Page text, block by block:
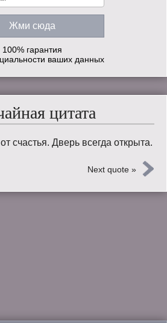
100% гарантия
ваших данных
цитата
счастья. Дверь всегда открыта.
Next quote »